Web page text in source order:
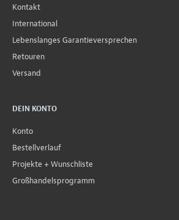
Kontakt
International
Lebenslanges Garantieversprechen
Retouren
Versand
DEIN KONTO
Konto
Bestellverlauf
Projekte + Wunschliste
Großhandelsprogramm